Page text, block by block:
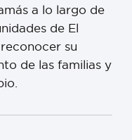
a lo largo de
de El
su
de las familias y